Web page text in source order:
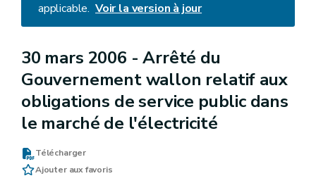
applicable. Voir la version à jour
30 mars 2006 -Arrêté du
Gouvernement wallon relatif aux
obligations de service public dans
le marché de l'électricité
Télécharger
Ajouter aux favoris